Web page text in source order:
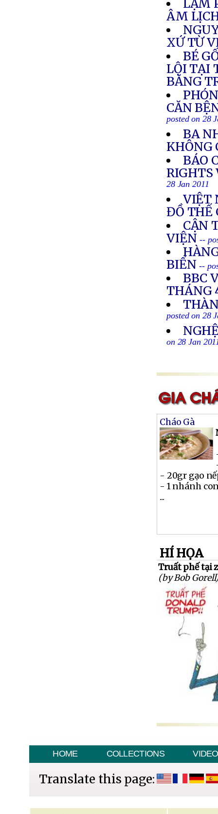
LẠM
ÂM
XỨ TỪ
BÉ
LỘI TẠI
BĂNG
CĂN
posted on 28
BA
KHÔNG
BÁO
RIGHTS
28 Jan 2011
VIỆT
ĐỒ THẾ
CẬN
VIỆN--
BIỂN --
BBC
THÁNG
posted on 28
on 28 Jan
Cháo Gà
- 20gr gạo
- 1 nhánh
...
HÍ HỌA
Truất phế tại
(by Bob
HOME COLLECTIONS VIDEO
Translate this page: